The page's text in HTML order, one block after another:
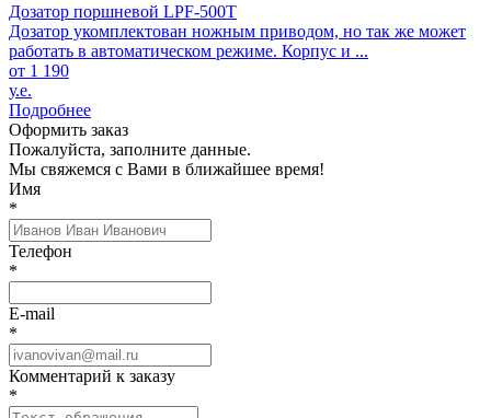
Дозатор поршневой LPF-500T
Дозатор укомплектован ножным приводом, но так же может
работать в автоматическом режиме. Корпус и ...
от 1 190
у.е.
Подробнее
Оформить заказ
Пожалуйста, заполните данные.
Мы свяжемся с Вами в ближайшее время!
Имя
*
Телефон
*
E-mail
*
Комментарий к заказу
*